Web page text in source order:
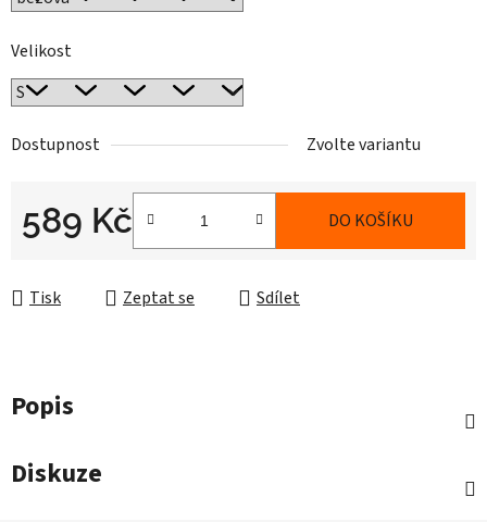
Velikost
Dostupnost Zvolte variantu
589 Kč DO KOŠÍKU
Tisk Zeptat se Sdílet
Popis
Diskuze